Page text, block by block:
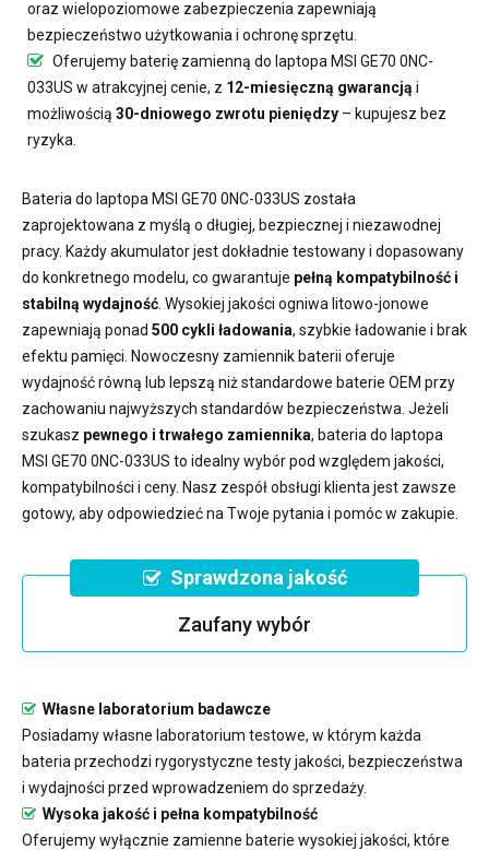
oraz wielopoziomowe zabezpieczenia zapewniają
bezpieczeństwo użytkowania i ochronę sprzętu.
Oferujemy baterię zamienną do laptopa MSI GE70 0NC-
033US w atrakcyjnej cenie, z 12-miesięczną gwarancją i
możliwością 30-dniowego zwrotu pieniędzy – kupujesz bez
ryzyka.
Bateria do laptopa MSI GE70 0NC-033US została
zaprojektowana z myślą o długiej, bezpiecznej i niezawodnej
pracy. Każdy akumulator jest dokładnie testowany i dopasowany
do konkretnego modelu, co gwarantuje pełną kompatybilność i
stabilną wydajność . Wysokiej jakości ogniwa litowo-jonowe
zapewniają ponad 500 cykli ładowania, szybkie ładowanie i brak
efektu pamięci. Nowoczesny zamiennik baterii oferuje
wydajność równą lub lepszą niż standardowe baterie OEM przy
zachowaniu najwyższych standardów bezpieczeństwa. Jeżeli
szukasz pewnego i trwałego zamiennika, bateria do laptopa
MSI GE70 0NC-033US to idealny wybór pod względem jakości,
kompatybilności i ceny. Nasz zespół obsługi klienta jest zawsze
gotowy, aby odpowiedzieć na Twoje pytania i pomóc w zakupie.
Sprawdzona jakość
Zaufany wybór
Własne laboratorium badawcze
Posiadamy własne laboratorium testowe, w którym każda
bateria przechodzi rygorystyczne testy jakości, bezpieczeństwa
i wydajności przed wprowadzeniem do sprzedaży.
Wysoka jakość i pełna kompatybilność
Oferujemy wyłącznie zamienne baterie wysokiej jakości, które